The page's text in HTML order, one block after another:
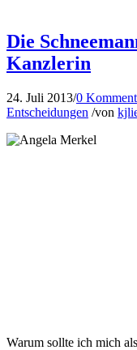
Die
Kanzlerin
24. Juli 2013/0
Entscheidungen /von
Warum sollte ich mich